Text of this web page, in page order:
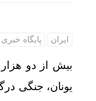
ایران پایگاه
بیش از دو
یونان، جنگی